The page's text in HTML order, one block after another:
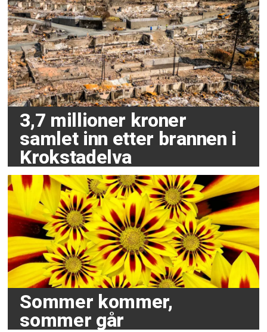
3,7 millioner kroner
samlet inn etter brannen i
Krokstadelva
Sommer kommer,
sommer går